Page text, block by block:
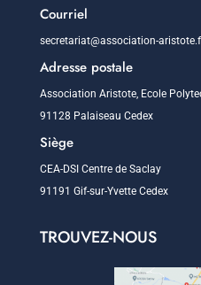
Courriel
secretariat@association-
Adresse postale
Association Aristote, Ecole
91128 Palaiseau Cedex
Siège
CEA-DSI Centre de Saclay
91191 Gif-sur-Yvette Cedex
TROUVEZ-NOUS